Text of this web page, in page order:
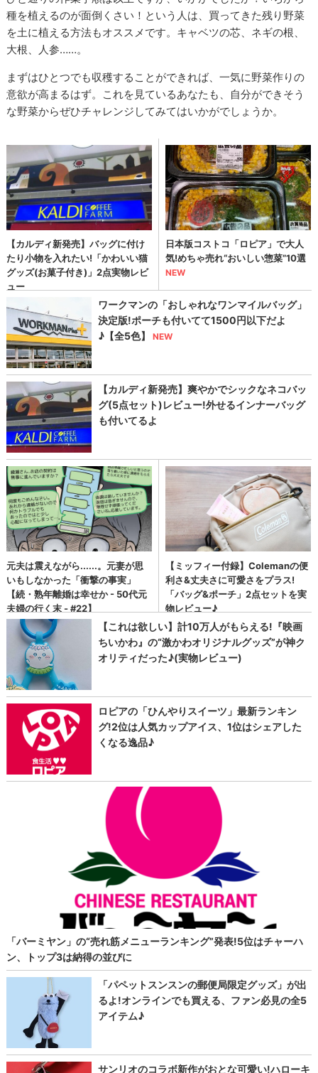
種を植えるのが面倒くさい！という人は、買ってきた残り野菜
を土に植える方法もオススメです。キャベツの芯、ネギの根、
大根、人参……。
まずはひとつでも収穫することができれば、一気に野菜作りの
意欲が高まるはず。これを見ているあなたも、自分ができそう
な野菜からぜひチャレンジしてみてはいかがでしょうか。